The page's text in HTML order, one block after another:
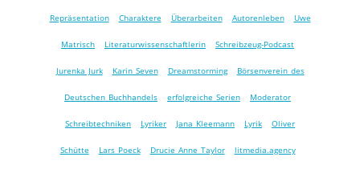
Repräsentation Charaktere Überarbeiten Autorenleben Uwe
Matrisch Literaturwissenschaftlerin Schreibzeug-Podcast
Jurenka Jurk Karin Seven Dreamstorming Börsenverein des
Deutschen Buchhandels erfolgreiche Serien Moderator
Schreibtechniken Lyriker Jana Kleemann Lyrik Oliver
Schütte Lars Poeck Drucie Anne Taylor litmedia.agency